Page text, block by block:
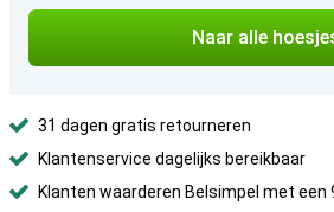
Naar alle
31 dagen gratis retourneren
Klantenservice dagelijks bereikbaar
Klanten waarderen Belsimpel met een